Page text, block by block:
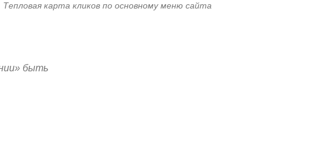
Тепловая карта кликов по основному меню сайта
быть